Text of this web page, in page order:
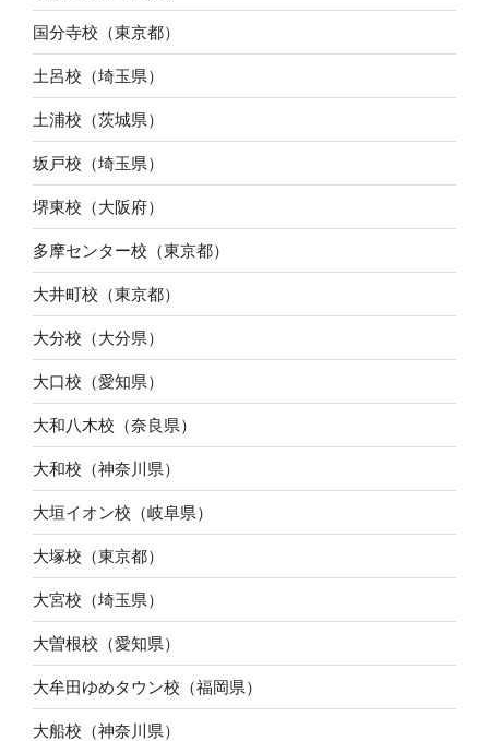
国分寺校（東京都）
土呂校（埼玉県）
土浦校（茨城県）
坂戸校（埼玉県）
堺東校（大阪府）
多摩センター校（東京都）
大井町校（東京都）
大分校（大分県）
大口校（愛知県）
大和八木校（奈良県）
大和校（神奈川県）
大垣イオン校（岐阜県）
大塚校（東京都）
大宮校（埼玉県）
大曽根校（愛知県）
大牟田ゆめタウン校（福岡県）
大船校（神奈川県）